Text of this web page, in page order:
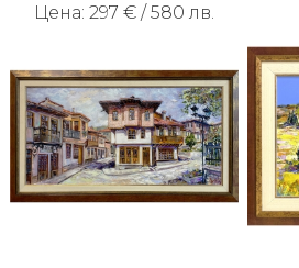
Цена: 297 € / 580 лв.